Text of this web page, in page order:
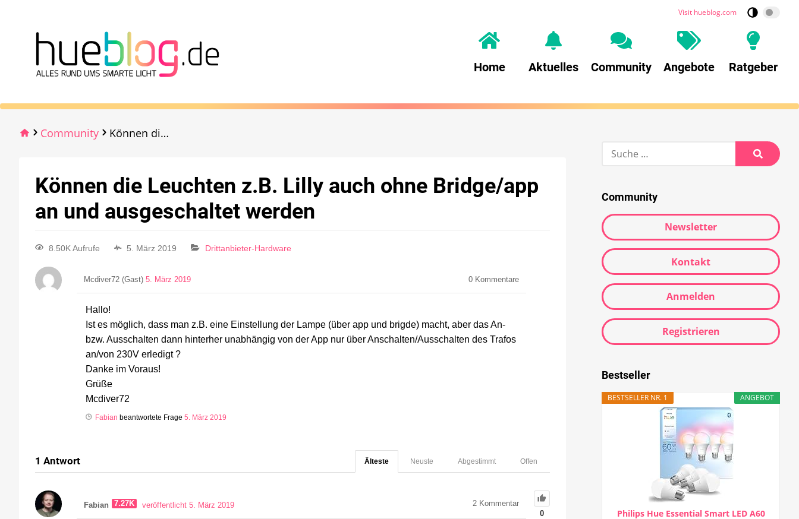
Visit hueblog.com
Home Aktuelles Community Angebote Ratgeber
Community Können die Leuchten z.B. Lilly auch ohne Bridge/app an und ausgeschaltet werden
Können die Leuchten z.B. Lilly auch ohne Bridge/app
an und ausgeschaltet werden
8.50K Aufrufe 5. März 2019 Drittanbieter-Hardware
Mcdiver72 (Gast) 5. März 2019 0 Kommentare
Hallo!
Ist es möglich, dass man z.B. eine Einstellung der Lampe (über app und brigde) macht, aber das An-
bzw. Ausschalten dann hinterher unabhängig von der App nur über Anschalten/Ausschalten des Trafos
an/von 230V erledigt ?
Danke im Voraus!
Grüße
Mcdiver72
Fabian beantwortete Frage 5. März 2019
1 Antwort Offen
Abgestimmt
Neuste
Älteste
0
Fabian 7.27K veröffentlicht 5. März 2019 2 Kommentar
Community
Newsletter
Kontakt
Anmelden
Registrieren
Bestseller
ANGEBOT
BESTSELLER NR. 1
Philips Hue Essential Smart LED A60